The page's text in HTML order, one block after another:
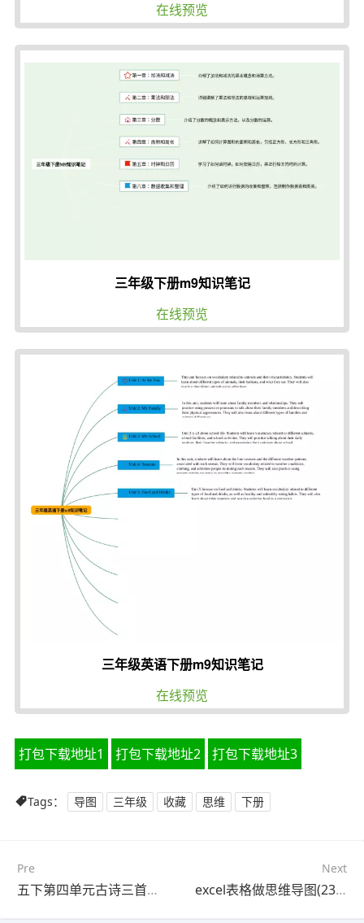
在线预览
三年级下册m9知识笔记
在线预览
三年级英语下册m9知识笔记
在线预览
打包下载地址1 打包下载地址2 打包下载地址3
Tags： 导图 三年级 收藏 思维 下册
Pre
五下第四单元古诗三首思维导图(25张附下载)
Next
excel表格做思维导图(23张值得收藏)